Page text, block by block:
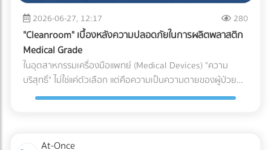
ระบบกันซึม ตั้งแต่ขั้นตอนแรกของการออกแบบ คือการปกป้อง
เงินลงทุนก้อนใหญ่ของคุณ ให้คุณดำเนินธุรกิจได้อย่างสบายใจ
ไม่ต้องหวาดผวาทุกครั้งที่เมฆฝนตั้งเค้ามาอีกต่อไป
(Puncture Resistance) จากมุมแหลมของอาหารแช่แข็ง เช่น
กระดูกหมู กุ้ง หรือเกล็ดน้ำแข็งได้ดีเทียบเท่าการใช้ไนลอนแบบ
ดั้งเดิม 3. กลยุทธ์ Downgauging (รีดความหนา ลดต้นทุน ลด
คาร์บอน) แนวทางรักษ์โลกที่โรงงานทำได้ทันทีโดยไม่ต้องเสี่ยง
เปลี่ยนวัสดุ คือการลดความหนาของฟิล์ม (Downgauging) การ
ใช้เม็ดพลาสติกเกรดพิเศษช่วยให้โรงงานผลิตฟิล์มที่บางลง (เช่น
ลดจาก 100 ไมครอน เหลือ 80 ไมครอน) แต่ยังคงความเหนียว
คาร์บอนในการส่งออกได้อย่างเห็นผล เปรียบเทียบวัสดุบรรจุ
มือแพทย์) หากระบุพิกัดผิด (สำแดงภาษีต่ำกว่าความเป็นจริง): แม้
จะเกิดจากความไม่รู้ แต่ในมุมของศุลกากรจะถือเป็นการ "หลีก
เลี่ยงภาษี" ธุรกิจอาจโดนกักตู้สินค้า (Customs Hold) โดนยึด
ของ และถูกเรียกเก็บภาษีย้อนหลังพร้อมค่าปรับที่สูงกว่ามูลค่า
สินค้าหลายเท่าตัว ซึ่งศุลกากรมีสิทธิ์ตรวจสอบย้อนหลังได้สูงสุด
ถึง 10 ปี หากระบุพิกัดผิด (สำแดงภาษีสูงเกินจริง): ธุรกิจจะต้อง
จ่ายภาษีแพงกว่าที่ควรจะเป็น ทำให้ต้นทุนสินค้าสูงขึ้นและสูญเสีย
หรือส่งออกไปยังประเทศที่มีข้อตกลงเขตการค้าเสรี (FTA) เช่น
2026-06-27, 12:17 280
"Cleanroom" เบื้องหลังความปลอดภัยในการผลิตพลาสติก
Medical Grade
ในอุตสาหกรรมเครื่องมือแพทย์ (Medical Devices) "ความ
บริสุทธิ์" ไม่ใช่แค่ตัวเลือก แต่คือความเป็นความตายของผู้ป่วย
แม้ว่านักวิศวกรรมวัสดุจะสามารถคิดค้นเม็ดพลาสติกเกรด
At-Once